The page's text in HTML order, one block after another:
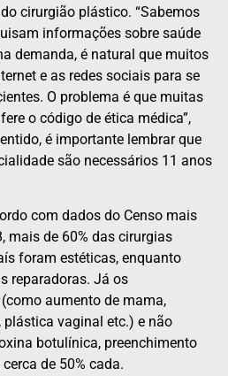
cirurgião plástico. “Sabemos
informações sobre saúde
demanda, é natural que muitos
e as redes sociais para se
O problema é que muitas
o código de ética médica”,
é importante lembrar que
são necessários 11 anos
com dados do Censo mais
mais de 60% das cirurgias
foram estéticas, enquanto
reparadoras. Já os
aumento de mama,
vaginal etc.) e não
botulínica, preenchimento
de 50% cada.